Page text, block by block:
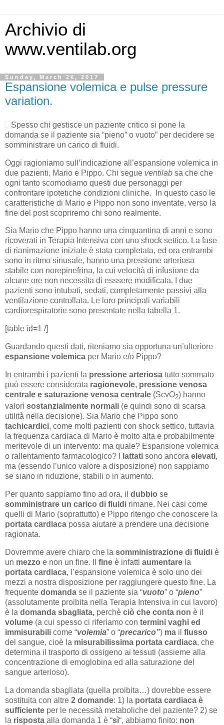
Archivio di
www.ventilab.org
Sunday, March 26, 2017
Espansione volemica e pulse pressure
variation.
Spesso chi gestisce un paziente critico si pone la
domanda se il paziente sia “pieno” o vuoto” per decidere se
somministrare un carico di fluidi.
Oggi ragioniamo sull’indicazione all’espansione volemica in
due pazienti, Mario e Pippo. Chi segue ventilab sa che che
ogni tanto scomodiamo questi due personaggi per
confrontare ipotetiche condizioni cliniche. In questo caso le
caratteristiche di Mario e Pippo non sono inventate, verso la
fine del post scopriremo chi sono realmente.
Sia Mario che Pippo hanno una cinquantina di anni e sono
ricoverati in Terapia Intensiva con uno shock settico. La fase
di rianimazione iniziale è stata completata, ed ora entrambi
sono in ritmo sinusale, hanno una pressione arteriosa
stabile con norepinefrina, la cui velocità di infusione da
alcune ore non necessita di esssere modificata. I due
pazienti sono intubati, sedati, completamente passivi alla
ventilazione controllata. Le loro principali variabili
cardiorespiratorie sono presentate nella tabella 1.
[table id=1 /]
Guardando questi dati, riteniamo sia opportuna un’ulteriore
espansione volemica per Mario e/o Pippo?
In entrambi i pazienti la pressione arteriosa tutto sommato
può essere considerata ragionevole, pressione venosa
centrale e saturazione venosa centrale (ScvO2) hanno
valori sostanzialmente normali (e quindi sono di scarsa
utilità nella decisione). Sia Mario che Pippo sono
tachicardici, come molti pazienti con shock settico, tuttavia
la frequenza cardiaca di Mario è molto alta e probabilmente
meritevole di un intervento: ma quale? Espansione volemica
o rallentamento farmacologico? I
lattati sono ancora elevati,
ma (essendo l’unico valore a disposizione) non sappiamo
se siano in riduzione, stabili o in aumento.
Per quanto sappiamo fino ad ora, il dubbio se
somministrare un carico di fluidi rimane. Nei casi come
quelli di Mario (soprattutto) e Pippo ritengo che conoscere la
portata cardiaca possa aiutare a prendere una decisione
ragionata.
Dovremme avere chiaro che la somministrazione di fluidi è
un mezzo e non un fine. Il fine è infatti aumentare la
portata cardiaca, l’espansione volemica è solo uno dei
mezzi a nostra disposizione per raggiungere questo fine. La
frequente domanda se il paziente sia “vuoto” o “pieno”
(assolutamente proibita nella Terapia Intensiva in cui lavoro)
è la domanda sbagliata, perchè ciò che conta non è il
volume (a cui spesso ci riferiamo con termini vaghi ed
immisurabili come “volemia” o “precarico”) ma il flusso
del sangue, cioè la misurabilissima portata cardiaca, che
determina il trasporto di ossigeno ai tessuti (assieme alla
concentrazione di emoglobina ed alla saturazione del
sangue arterioso).
La domanda sbagliata (quella proibita…) dovrebbe essere
sostituita con altre 2 domande: 1) la portata cardiaca è
sufficiente per le necessità metaboliche del paziente? 2) se
la risposta alla domanda 1 è “sì“, abbiamo finito: non